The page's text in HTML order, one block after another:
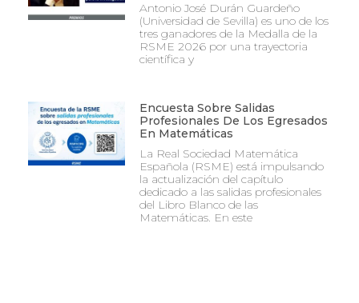
Antonio José Durán Guardeño
(Universidad de Sevilla) es uno de los
tres ganadores de la Medalla de la
RSME 2026 por una trayectoria
científica y
Encuesta Sobre Salidas
Profesionales De Los Egresados
En Matemáticas
La Real Sociedad Matemática
Española (RSME) está impulsando
la actualización del capítulo
dedicado a las salidas profesionales
del Libro Blanco de las
Matemáticas. En este